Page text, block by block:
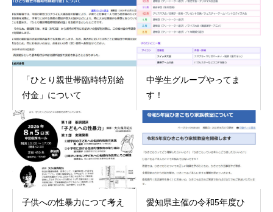
「ひとり親世帯臨時特別給
付金」について
中学生グループやってま
す！
子供への性暴力につて考え
愛知県主催の令和5年度ひ